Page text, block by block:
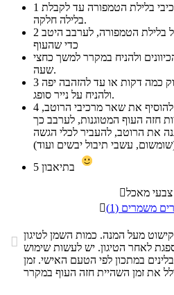
1
בלילה חלקה.
2
כדי שהעוף
ולהניח במקרר למשך כחצי
שעה.
3
ולהניח על נייר סופג.
4
חזה העוף המטוגנות, לערבב כך
את הרוטב, להעביר לכלי הגשה
5
מאכל

משמרים (1)
 מעל המנה. כמות השמן לטיגון
לאחר הטיגון. יש לעשות שימוש
במתכון לפי הטעם האישי. זמן